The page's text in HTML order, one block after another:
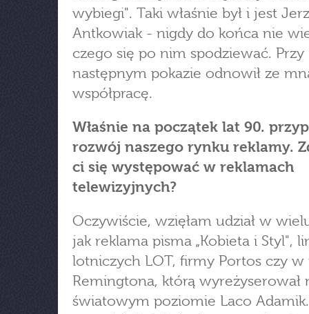
wybiegi". Taki właśnie był i jest
Antkowiak - nigdy do końca nie
czego się po nim spodziewać. Przy
następnym pokazie odnowił ze
współpracę.
Właśnie na początek lat 90.
rozwój naszego rynku reklamy.
ci się występować w reklamach
telewizyjnych?
Oczywiście, wzięłam udział w
jak reklama pisma „Kobieta i Styl",
lotniczych LOT, firmy Portos czy w
Remingtona, którą wyreżyserował
światowym poziomie Laco